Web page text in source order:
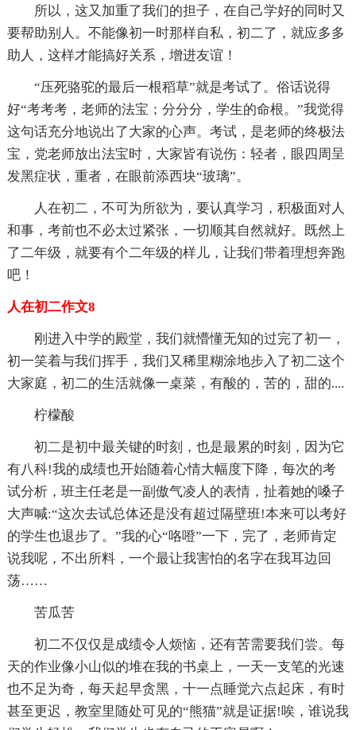
所以，这又加重了我们的担子，在自己学好的同时又
要帮助别人。不能像初一时那样自私，初二了，就应多多
助人，这样才能搞好关系，增进友谊！
“压死骆驼的最后一根稻草”就是考试了。俗话说得
好“考考考，老师的法宝；分分分，学生的命根。”我觉得
这句话充分地说出了大家的心声。考试，是老师的终极法
宝，党老师放出法宝时，大家皆有说伤：轻者，眼四周呈
发黑症状，重者，在眼前添西块“玻璃”。
人在初二，不可为所欲为，要认真学习，积极面对人
和事，考前也不必太过紧张，一切顺其自然就好。既然上
了二年级，就要有个二年级的样儿，让我们带着理想奔跑
吧！
人在初二作文8
刚进入中学的殿堂，我们就懵懂无知的过完了初一，
初一笑着与我们挥手，我们又稀里糊涂地步入了初二这个
大家庭，初二的生活就像一桌菜，有酸的，苦的，甜的....
柠檬酸
初二是初中最关键的时刻，也是最累的时刻，因为它
有八科!我的成绩也开始随着心情大幅度下降，每次的考
试分析，班主任老是一副傲气凌人的表情，扯着她的嗓子
大声喊:“这次去试总体还是没有超过隔壁班!本来可以考好
的学生也退步了。”我的心“咯噔”一下，完了，老师肯定
说我呢，不出所料，一个最让我害怕的名字在我耳边回
荡……
苦瓜苦
初二不仅仅是成绩令人烦恼，还有苦需要我们尝。每
天的作业像小山似的堆在我的书桌上，一天一支笔的光速
也不足为奇，每天起早贪黑，十一点睡觉六点起床，有时
甚至更迟，教室里随处可见的“熊猫”就是证据!唉，谁说我